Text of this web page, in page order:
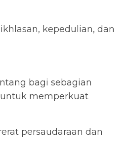
kepedulian, dan
bagi sebagian
memperkuat
persaudaraan dan